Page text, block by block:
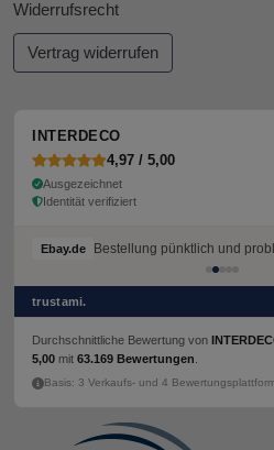
Widerrufsrecht
Vertrag widerrufen
INTERDECO
4,97 / 5,00
Ausgezeichnet
Identität verifiziert
Ebay.de Bestellung pünktlich und
trustami.
Durchschnittliche Bewertung von
5,00 mit 63.169 Bewertungen
Basis: 3 Verkaufs- und 4